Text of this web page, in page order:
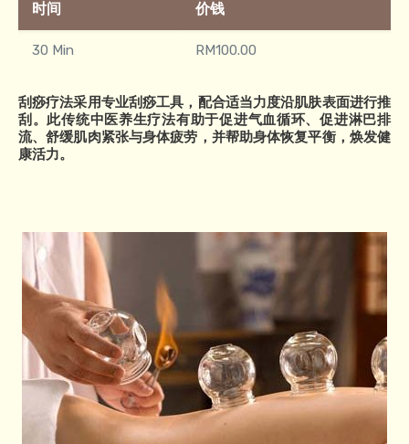
时间 价钱
30 Min RM100.00
刮痧疗法采用专业刮痧工具，配合适当力度沿肌肤表面进行推
刮。此传统中医养生疗法有助于促进气血循环、促进淋巴排
流、舒缓肌肉紧张与身体疲劳，并帮助身体恢复平衡，焕发健
康活力。